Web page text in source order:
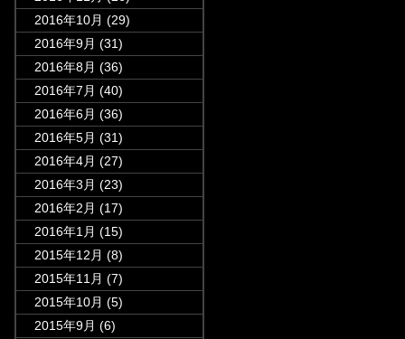
2016年10月 (29)
2016年9月 (31)
2016年8月 (36)
2016年7月 (40)
2016年6月 (36)
2016年5月 (31)
2016年4月 (27)
2016年3月 (23)
2016年2月 (17)
2016年1月 (15)
2015年12月 (8)
2015年11月 (7)
2015年10月 (5)
2015年9月 (6)